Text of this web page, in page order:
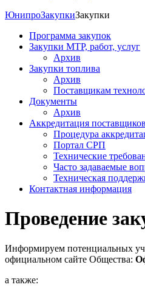
ЮнипроЗакупкиЗакупки
Программа закупок
Закупки МТР, работ, услуг
Архив
Закупки топлива
Архив
Поставщикам
Документы
Архив
Аккредитация поставщиков
Процедура
Портал СРП
Технические
Часто задаваемые
Техническая
Контактная информация
Проведение
Информируем потенциальных
официальном сайте Общества:
а также: